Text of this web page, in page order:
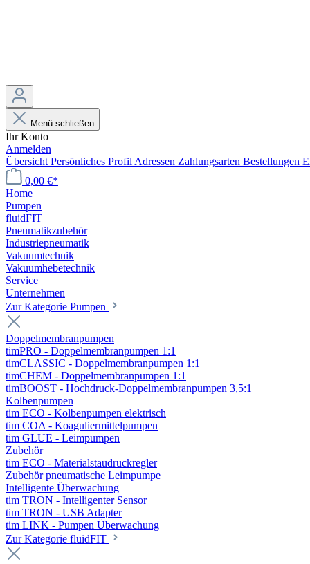
Menü schließen
Ihr Konto
Anmelden
Übersicht Persönliches Profil Adressen Zahlungsarten Bestellungen
0,00 €*
Home
Pumpen
fluidFIT
Pneumatikzubehör
Industriepneumatik
Vakuumtechnik
Vakuumhebetechnik
Service
Unternehmen
Zur Kategorie Pumpen
Doppelmembranpumpen
timPRO - Doppelmembranpumpen 1:1
timCLASSIC - Doppelmembranpumpen 1:1
timCHEM - Doppelmembranpumpen 1:1
timBOOST - Hochdruck-Doppelmembranpumpen 3,5:1
Kolbenpumpen
tim ECO - Kolbenpumpen elektrisch
tim COA - Koaguliermittelpumpen
tim GLUE - Leimpumpen
Zubehör
tim ECO - Materialstaudruckregler
Zubehör pneumatische Leimpumpe
Intelligente Überwachung
tim TRON - Intelligenter Sensor
tim TRON - USB Adapter
tim LINK - Pumpen Überwachung
Zur Kategorie fluidFIT